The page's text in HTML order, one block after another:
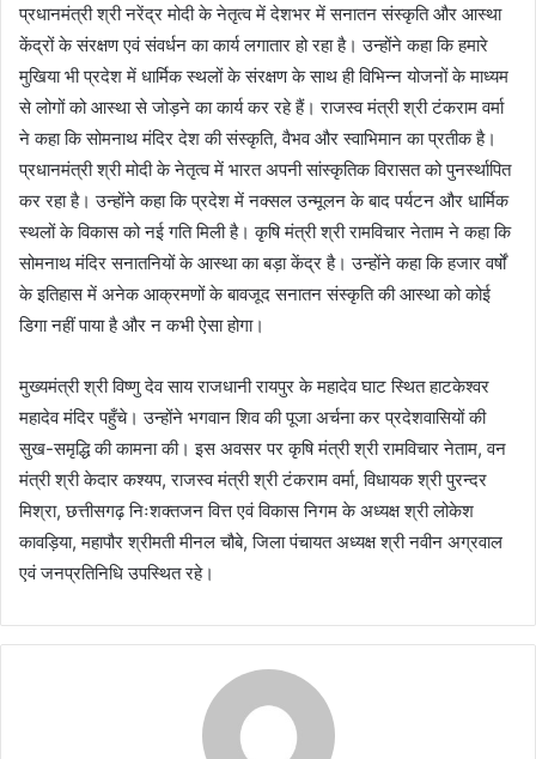
प्रधानमंत्री श्री नरेंद्र मोदी के नेतृत्व में देशभर में सनातन संस्कृति और आस्था
केंद्रों के संरक्षण एवं संवर्धन का कार्य लगातार हो रहा है। उन्होंने कहा कि हमारे
मुखिया भी प्रदेश में धार्मिक स्थलों के संरक्षण के साथ ही विभिन्न योजनों के माध्यम
से लोगों को आस्था से जोड़ने का कार्य कर रहे हैं। राजस्व मंत्री श्री टंकराम वर्मा
ने कहा कि सोमनाथ मंदिर देश की संस्कृति, वैभव और स्वाभिमान का प्रतीक है।
प्रधानमंत्री श्री मोदी के नेतृत्व में भारत अपनी सांस्कृतिक विरासत को पुनर्स्थापित
कर रहा है। उन्होंने कहा कि प्रदेश में नक्सल उन्मूलन के बाद पर्यटन और धार्मिक
स्थलों के विकास को नई गति मिली है। कृषि मंत्री श्री रामविचार नेताम ने कहा कि
सोमनाथ मंदिर सनातनियों के आस्था का बड़ा केंद्र है। उन्होंने कहा कि हजार वर्षों
के इतिहास में अनेक आक्रमणों के बावजूद सनातन संस्कृति की आस्था को कोई
डिगा नहीं पाया है और न कभी ऐसा होगा।
मुख्यमंत्री श्री विष्णु देव साय राजधानी रायपुर के महादेव घाट स्थित हाटकेश्वर
महादेव मंदिर पहुँचे। उन्होंने भगवान शिव की पूजा अर्चना कर प्रदेशवासियों की
सुख-समृद्धि की कामना की। इस अवसर पर कृषि मंत्री श्री रामविचार नेताम, वन
मंत्री श्री केदार कश्यप, राजस्व मंत्री श्री टंकराम वर्मा, विधायक श्री पुरन्दर
मिश्रा, छत्तीसगढ़ निःशक्तजन वित्त एवं विकास निगम के अध्यक्ष श्री लोकेश
कावड़िया, महापौर श्रीमती मीनल चौबे, जिला पंचायत अध्यक्ष श्री नवीन अग्रवाल
एवं जनप्रतिनिधि उपस्थित रहे।